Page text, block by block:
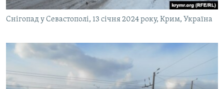
Снігопад у Севастополі, 13 січня 2024 року, Крим, Україна